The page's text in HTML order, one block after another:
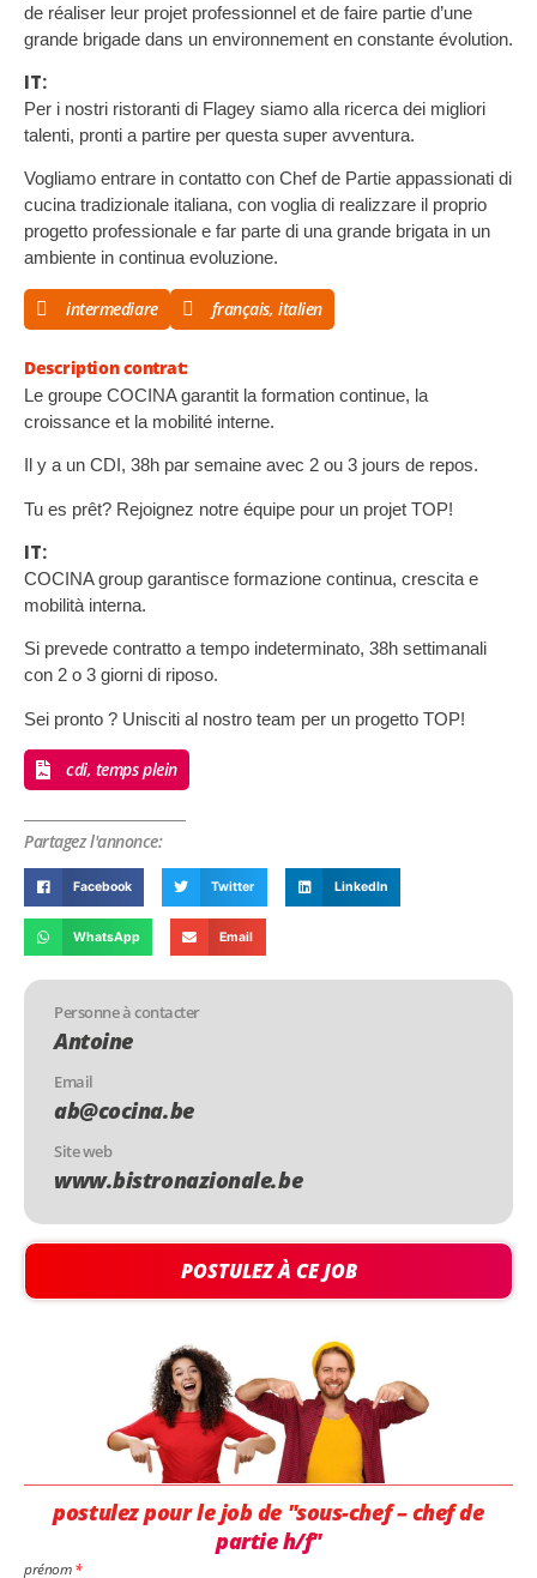
de réaliser leur projet professionnel et de faire partie d’une
grande brigade dans un environnement en constante évolution.
IT:
Per i nostri ristoranti di Flagey siamo alla ricerca dei migliori
talenti, pronti a partire per questa super avventura.
Vogliamo entrare in contatto con Chef de Partie appassionati di
cucina tradizionale italiana, con voglia di realizzare il proprio
progetto professionale e far parte di una grande brigata in un
ambiente in continua evoluzione.
intermediare français, italien
Description contrat:
Le groupe COCINA garantit la formation continue, la
croissance et la mobilité interne.
Il y a un CDI, 38h par semaine avec 2 ou 3 jours de repos.
Tu es prêt? Rejoignez notre équipe pour un projet TOP!
IT:
COCINA group garantisce formazione continua, crescita e
mobilità interna.
Si prevede contratto a tempo indeterminato, 38h settimanali
con 2 o 3 giorni di riposo.
Sei pronto ? Unisciti al nostro team per un progetto TOP!
cdi, temps plein
Partagez l'annonce:
Facebook Twitter LinkedIn
WhatsApp Email
Personne à contacter
Antoine
Email
ab@cocina.be
Site web
www.bistronazionale.be
POSTULEZ À CE JOB
postulez pour le job de "sous-chef – chef de
partie h/f"
prénom